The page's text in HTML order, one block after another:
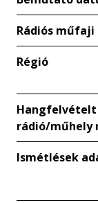
Rádiós műfaji
Régió
rádió/műhely
Ismétlések